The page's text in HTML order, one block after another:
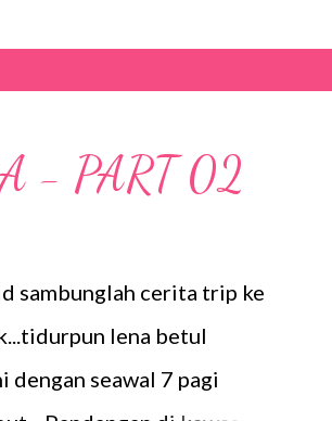
- PART 02
sambunglah cerita trip ke
lena betul
dengan seawal 7 pagi